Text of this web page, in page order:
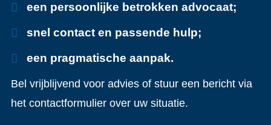
een persoonlijke betrokken advocaat;
snel contact en passende hulp;
een pragmatische aanpak.
Bel vrijblijvend voor advies of stuur een bericht via
het contactformulier over uw situatie.